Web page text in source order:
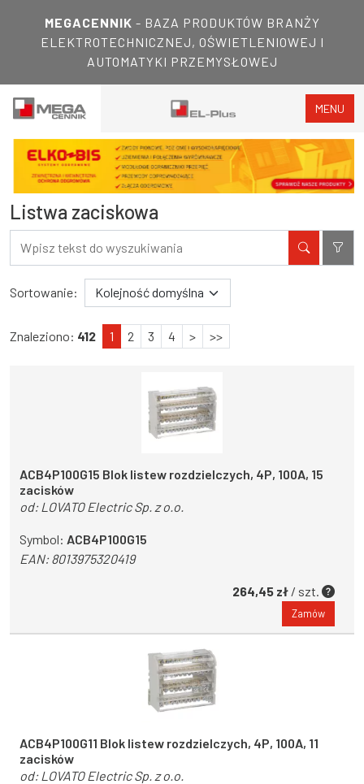
MEGACENNIK - BAZA PRODUKTÓW BRANŻY
ELEKTROTECHNICZNEJ, OŚWIETLENIOWEJ I
AUTOMATYKI PRZEMYSŁOWEJ
MENU
Listwa zaciskowa
Filtry
Wyniki wyszukiwania
Sortowanie:
Znaleziono: 412 1 2 3 4 > >>
ACB4P100G15 Blok listew rozdzielczych, 4P, 100A, 15
zacisków
od: LOVATO Electric Sp. z o.o.
Symbol: ACB4P100G15
EAN:8013975320419
264,45 zł / szt.
Zamów
ACB4P100G11 Blok listew rozdzielczych, 4P, 100A, 11
zacisków
od: LOVATO Electric Sp. z o.o.